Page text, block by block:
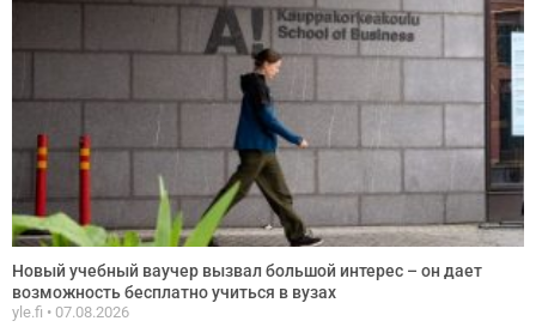
Новый учебный ваучер вызвал большой интерес – он дает
возможность бесплатно учиться в вузах
yle.fi 07.08.2026